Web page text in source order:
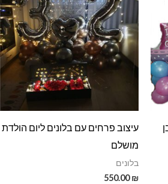
עיצוב פרחים עם בלונים ליום הולדת
מושלם
בלונים
550.00₪